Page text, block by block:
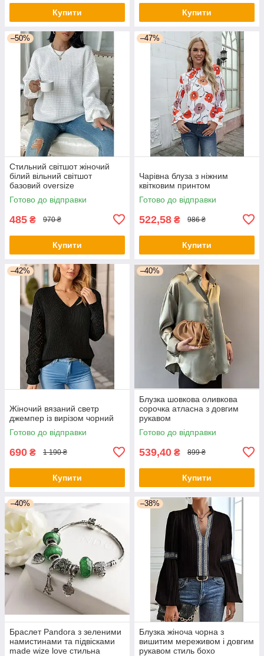
Купити Купити
–50%
Стильний світшот жіночий
білий вільний світшот
базовий oversize
Готово до відправки
485 ₴ 970 ₴
Купити
–47%
Чарівна блуза з ніжним
квітковим принтом
Готово до відправки
522,58 ₴ 986 ₴
Купити
–42%
Жіночий вязаний светр
джемпер із вирізом чорний
Готово до відправки
690 ₴ 1 190 ₴
Купити
–40%
Блузка шовкова оливкова
сорочка атласна з довгим
рукавом
Готово до відправки
539,40 ₴ 899 ₴
Купити
–40%
Браслет Pandora з зеленими
намистинами та підвісками
made wize love стильна
–38%
Блузка жіноча чорна з
вишитим мереживом і довгим
рукавом стиль бохо